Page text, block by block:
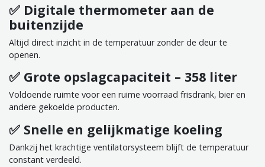
✅ Digitale thermometer aan de
buitenzijde
Altijd direct inzicht in de temperatuur zonder de deur te
openen.
✅ Grote opslagcapaciteit – 358 liter
Voldoende ruimte voor een ruime voorraad frisdrank, bier en
andere gekoelde producten.
✅ Snelle en gelijkmatige koeling
Dankzij het krachtige ventilatorsysteem blijft de temperatuur
constant verdeeld.